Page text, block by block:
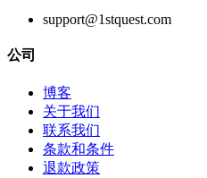
support@1stquest.com
公司
博客
关于我们
联系我们
条款和条件
退款政策